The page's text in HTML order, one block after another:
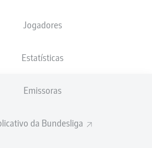
Jogadores
Estatísticas
Emissoras
da Bundesliga